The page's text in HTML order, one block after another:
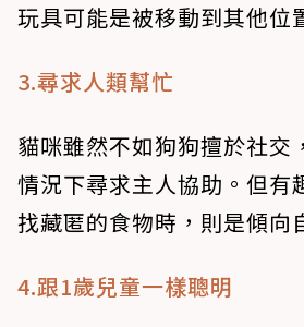
玩具可能是被移動到其他位
3.尋求人類幫忙
貓咪雖然不如狗狗擅於社交
情況下尋求主人協助。但有
找藏匿的食物時，則是傾向
4.跟1歲兒童一樣聰明